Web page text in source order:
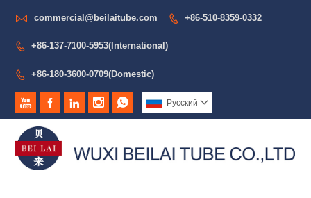
 commercial@beilaitube.com  +86-510-8359-0332
 +86-137-7100-5953(International)
 +86-180-3600-0709(Domestic)
     Pусский 